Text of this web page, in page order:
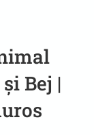
Bej |